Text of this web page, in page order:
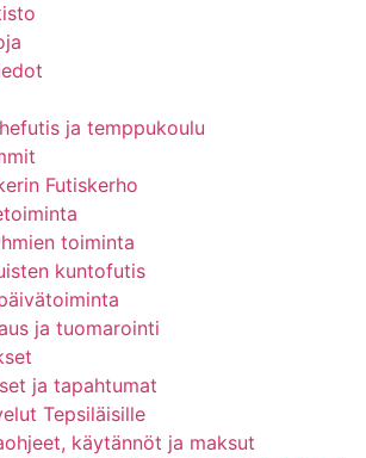
ja temppukoulu
Futiskerho
toiminta
kuntofutis
ja tuomarointi
ja tapahtumat
Tepsiläisille
käytännöt ja maksut